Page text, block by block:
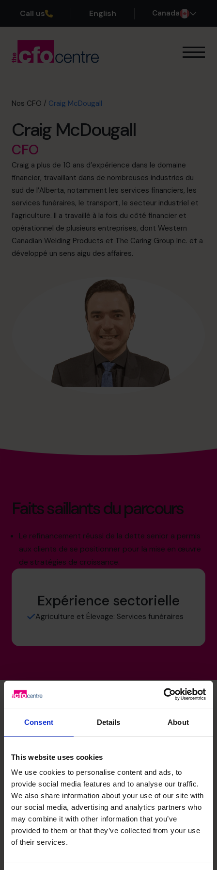
Consent Details About
This website uses cookies
We use cookies to personalise content and ads, to
provide social media features and to analyse our traffic.
We also share information about your use of our site with
our social media, advertising and analytics partners who
may combine it with other information that you’ve
provided to them or that they’ve collected from your use
of their services.
Call us English Canada
Nos CFO
À propos
Rejoindre l’Équipe
Réservez une session de découverte
514-906-8839
info.ca@cfocentre.com
Nos CFO / Craig McDougall
Craig McDougall
CFO
Craig a plus de 10 ans d’expérience dans le domaine
financier, travaillant dans de nombreuses industries du
sud de l’Alberta, notamment les services financiers, les
services funéraires, le transport, le secteur industriel et
l’agriculture. Il a travaillé à la fois du côté financier et
opérationnel de plusieurs entreprises, dont Western
Canadian Welding Products et The Caring Group Inc. et a
développé un sens aigu des affaires.
Faits saillants du parcours
Le refinancement réussi de la dette senior a permis
aux clients de se positionner pour la mise en œuvre
de stratégies de croissance.
Expérience sectorielle
Agriculture et Élevage: Services funéraires
Compétences spécialisées
Opérations financières
Libérez votre potentiel.